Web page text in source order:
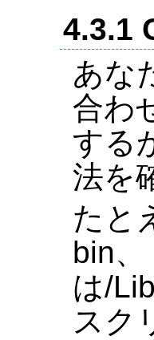
4.3.1
あな
合わ
する
法を
たと
bin
は/
スク